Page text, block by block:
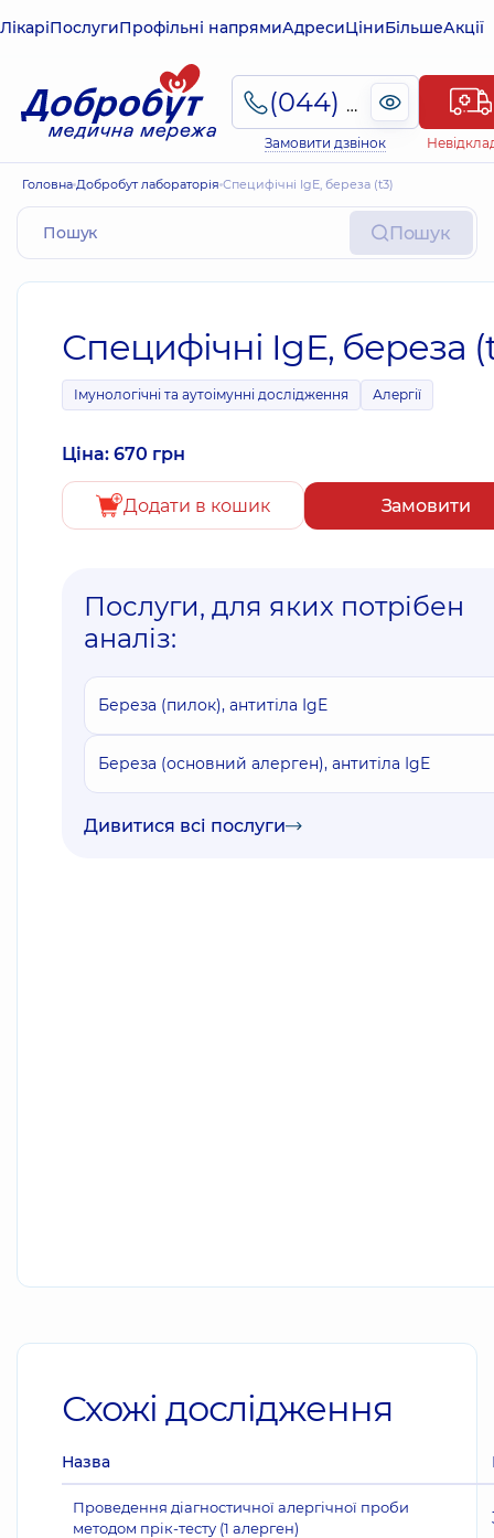
ЛікаріПослугиПрофільні напрямиАдресиЦіниБільшеАкції
(044) 495-2-888
Замовити дзвінок
Головна Добробут лабораторія Специфічні IgE, береза (t3)
Пошук
Специфічні IgE, береза
Імунологічні та аутоімунні дослідження Алергії
Ціна: 670 грн
Додати в кошик Замовити
Послуги, для яких потрібен
аналіз:
Береза (пилок), антитіла IgE
Береза (основний алерген), антитіла IgE
Дивитися всі послуги
Схожі дослідження
Назва
Проведення діагностичної алергічної проби
методом прік-тесту (1 алерген)